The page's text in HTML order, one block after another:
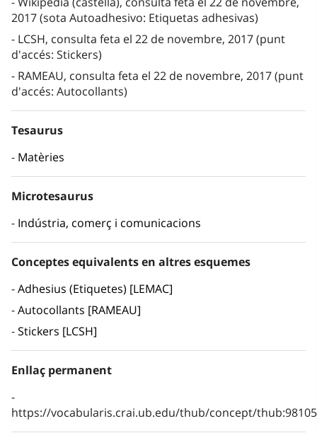
2017 (sota Autoadhesivo: Etiquetas adhesivas)
LCSH, consulta feta el 22 de novembre, 2017 (punt
d'accés: Stickers)
RAMEAU, consulta feta el 22 de novembre, 2017 (punt
d'accés: Autocollants)
Tesaurus
Matèries
Microtesaurus
Indústria, comerç i comunicacions
Conceptes equivalents en altres esquemes
Adhesius (Etiquetes) [LEMAC]
Autocollants [RAMEAU]
Stickers [LCSH]
Enllaç permanent
https://vocabularis.crai.ub.edu/thub/concept/